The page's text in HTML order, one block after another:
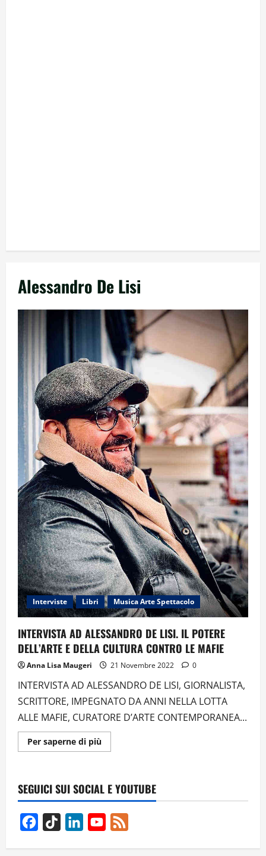
Alessandro De Lisi
Interviste Libri Musica Arte Spettacolo
INTERVISTA AD ALESSANDRO DE LISI. IL POTERE
DELL’ARTE E DELLA CULTURA CONTRO LE MAFIE
Anna Lisa Maugeri 21 Novembre 2022 0
INTERVISTA AD ALESSANDRO DE LISI, GIORNALISTA,
SCRITTORE, IMPEGNATO DA ANNI NELLA LOTTA
ALLE MAFIE, CURATORE D’ARTE CONTEMPORANEA...
Per saperne di piùUlteriori
informazioni
ALESSANDRO
DE
LISI.
POTERE
DELL’ARTE
E
CULTURA
SEGUICI SUI SOCIAL E YOUTUBE
Facebook
TikTok LinkedInYouTube